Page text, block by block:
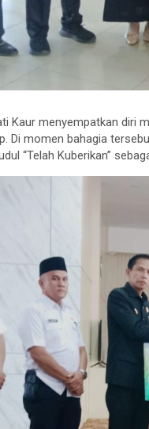
Kaur menyempatkan diri
Di momen bahagia
“Telah Kuberikan”